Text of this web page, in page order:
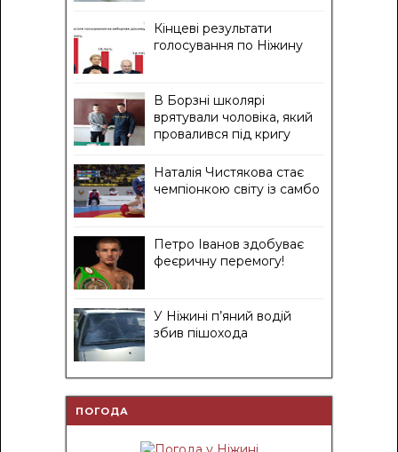
Кінцеві результати
голосування по Ніжину
В Борзні школярі
врятували чоловіка, який
провалився під кригу
Наталія Чистякова стає
чемпіонкою світу із самбо
Петро Іванов здобуває
феєричну перемогу!
У Ніжині п’яний водій
збив пішохода
ПОГОДА